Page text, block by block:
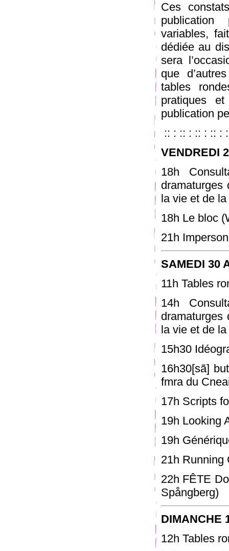
Ces
publication
variables,
dédiée au
sera
que
tables
pratiques
publication
:: : :: : :: : :: :
VENDREDI
18h
dramaturges
la vie et de
18h Le bloc
21h
SAMEDI 30
11h Tables
14h
dramaturges
la vie et de
15h30
16h30[sã]
fmra du
17h Scripts
19h Looking
19h
21h Running
22h FÊTE
Spångberg)
DIMANCHE
12h Tables